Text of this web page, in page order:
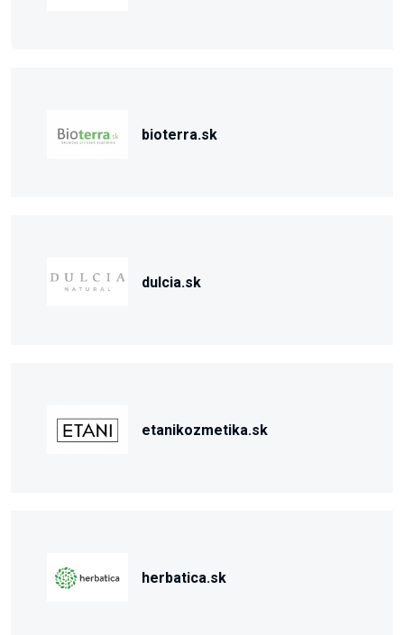
bioterra.sk
dulcia.sk
etanikozmetika.sk
herbatica.sk